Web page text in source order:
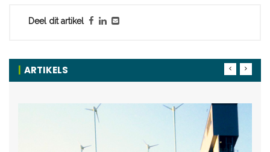
Deel dit artikel
ARTIKELS